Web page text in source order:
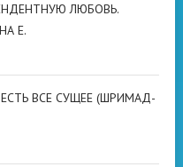
ЛЮБОВЬ.
Е.
ВСЕ СУЩЕЕ (ШРИМАД-